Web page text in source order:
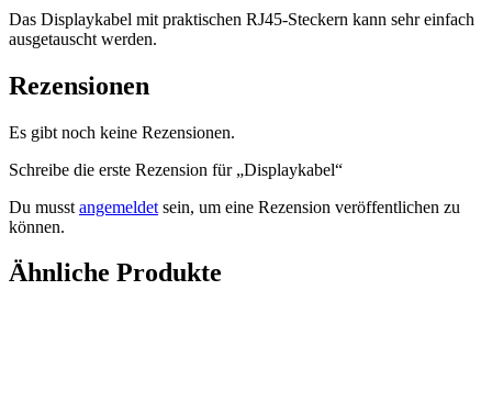
Das Displaykabel mit praktischen RJ45-Steckern kann sehr einfach
ausgetauscht werden.
Rezensionen
Es gibt noch keine Rezensionen.
Schreibe die erste Rezension für „Displaykabel“
Du musst angemeldet sein, um eine Rezension veröffentlichen zu
können.
Ähnliche Produkte